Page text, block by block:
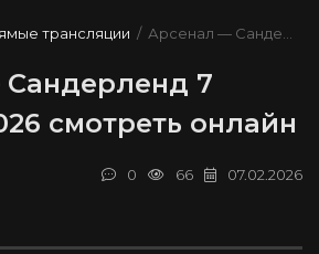
трансляции / Арсенал — Сандерленд
7
смотреть онлайн
07.02.2026
66
0